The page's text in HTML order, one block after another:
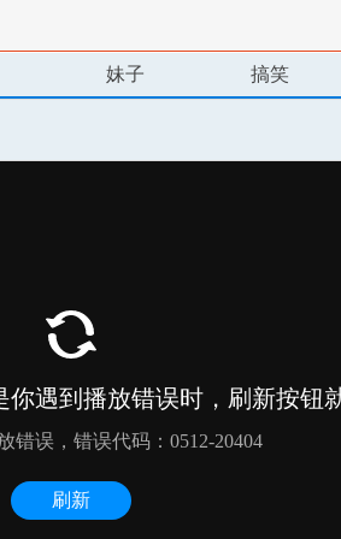
妹子 搞笑